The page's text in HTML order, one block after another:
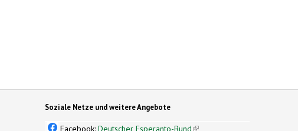
Soziale Netze und weitere Angebote
Facebook:Deutscher Esperanto-Bund(link is external)